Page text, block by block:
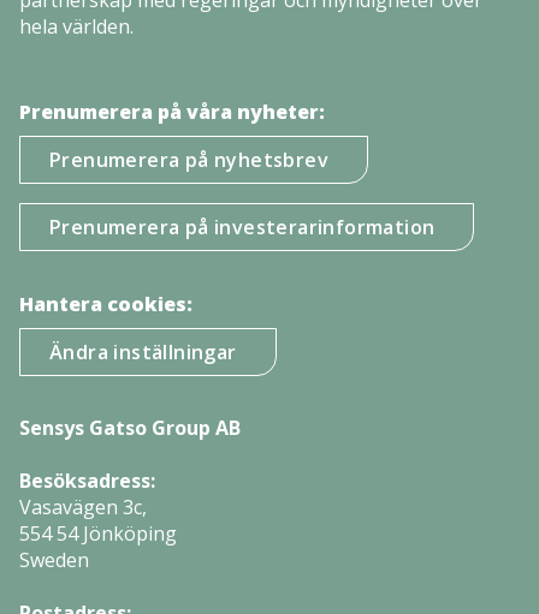
hela världen.
Prenumerera på våra nyheter:
Prenumerera på nyhetsbrev
Prenumerera på investerarinformation
Hantera cookies:
Ändra inställningar
Sensys Gatso Group AB
Besöksadress:
Vasavägen 3c,
554 54 Jönköping
Sweden